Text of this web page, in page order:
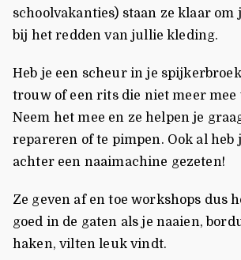
schoolvakanties) staan ze klaar
bij het redden van jullie kleding.
Heb je een scheur in je
trouw of een rits die niet meer
Neem het mee en ze helpen je
repareren of te pimpen. Ook al heb
achter een naaimachine gezeten!
Ze geven af en toe workshops dus
goed in de gaten als je naaien,
haken, vilten leuk vindt.